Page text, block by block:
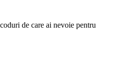
de care ai nevoie pentru